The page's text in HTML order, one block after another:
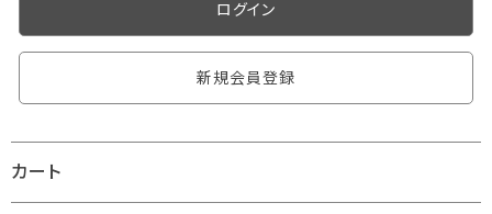
ログイン
新規会員登録
カート